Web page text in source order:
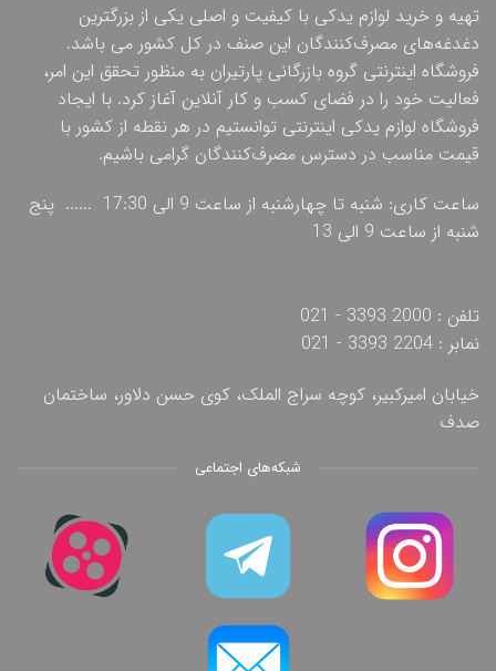
تهیه و خرید لوازم یدکی با کیفیت و اصلی یکی از بزرگترین
دغدغه‌های مصرف‌کنندگان این صنف در کل کشور می باشد.
فروشگاه اینترنتی گروه بازرگانی پارتیران به منظور تحقق این امر،
فعالیت خود را در فضای کسب و کار آنلاین آغاز کرد. با ایجاد
فروشگاه لوازم یدکی اینترنتی توانستیم در هر نقطه از کشور با
قیمت مناسب در دسترس مصرف‌کنندگان گرامی باشیم.
ساعت کاری: شنبه تا چهارشنبه از ساعت 9 الی 17:30 ...... پنج
شنبه از ساعت 9 الی 13
تلفن : 2000 3393 - 021
نمابر : 2204 3393 - 021
خیابان امیرکبیر، کوچه سراج الملک، کوی حسن دلاور، ساختمان
صدف
شبکه‌های اجتماعی